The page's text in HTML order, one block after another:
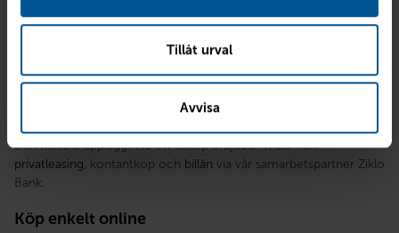
Tillåt urval
Avvisa
känna dig trygg i ditt bilköp. Våra erfarna säljare hjälper dig att
hitta den perfekta bilen, oavsett om du föredrar att besöka oss i
butik eller köpa online. Hos Rejmes gör vi bilköpet enkelt och
och flexibla upplägg. Vid ett bilköp erbjuder vi allt från
privatleasing, kontantköp och billån via vår samarbetspartner Ziklo
Bank.
Köp enkelt online